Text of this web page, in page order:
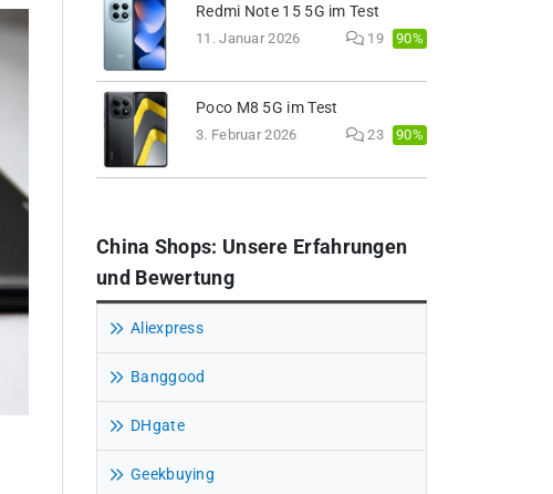
Redmi Note 15 5G im Test
11. Januar 2026 19 90%
Poco M8 5G im Test
3. Februar 2026 23 90%
China Shops: Unsere Erfahrungen
und Bewertung
Aliexpress
Banggood
DHgate
Geekbuying